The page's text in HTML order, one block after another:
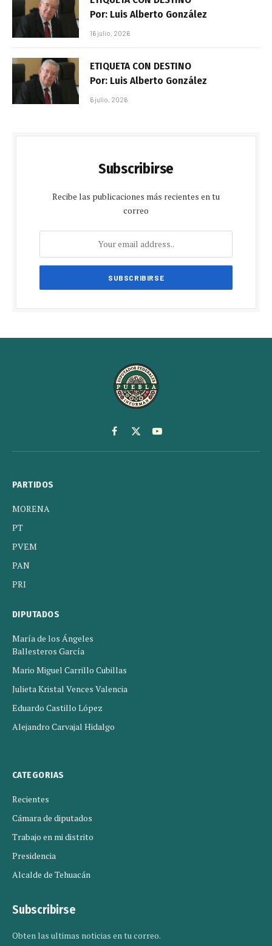
Por: Luis Alberto González
16 julio, 2026
ETIQUETA CON DESTINO
Por: Luis Alberto González
6 julio, 2026
Subscribirse
Recibe las publicaciones más recientes en tu
correo
Facebook
X
(Twitter)
YouTube
PARTIDOS
MORENA
PT
PVEM
PAN
PRI
DIPUTADOS
María de los Ángeles
Ballesteros García
Mario Miguel Carrillo Cubillas
Julieta Kristal Vences Valencia
Eduardo Castillo López
Alejandro Carvajal Hidalgo
CATEGORIAS
Recientes
Cámara de diputados
Trabajo en mi distrito
Presidencia
Alcalde de Tehuacán
Subscribirse
Obten las ultimas noticias en tu correo.